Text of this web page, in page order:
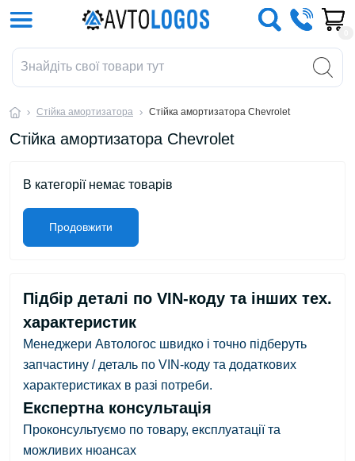
Стійка амортизатора Стійка амортизатора Chevrolet
Стійка амортизатора Chevrolet
В категорії немає товарів
Продовжити
Підбір деталі по VIN-коду та інших тех.
характеристик
Менеджери Автологос швидко і точно підберуть
запчастину / деталь по VIN-коду та додаткових
характеристиках в разі потреби.
Експертна консультація
Проконсультуємо по товару, експлуатації та
можливих нюансах